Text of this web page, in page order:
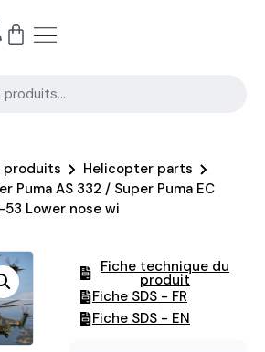
produits
Helicopter parts
Puma AS 332 / Super Puma EC
Lower nose wi
Fiche technique du
produit
Fiche SDS - FR
Fiche SDS - EN